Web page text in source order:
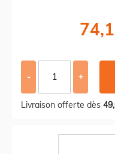
- +
Livraison offerte dès